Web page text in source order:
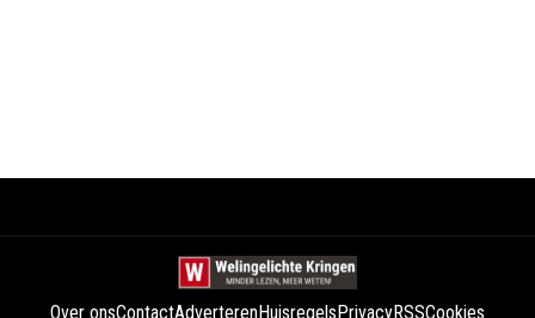
Over onsContactAdverterenHuisregelsPrivacyRSSCookies